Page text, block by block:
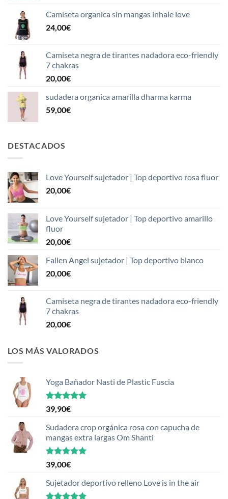
desde
Camiseta organica sin mangas inhale love
24,00€
Camiseta negra de tirantes nadadora eco-friendly
7 chakras
20,00€
sudadera organica amarilla dharma karma
59,00€
DESTACADOS
Love Yourself sujetador | Top deportivo rosa fluor
20,00€
Love Yourself sujetador | Top deportivo amarillo
fluor
20,00€
Fallen Angel sujetador | Top deportivo blanco
20,00€
Camiseta negra de tirantes nadadora eco-friendly
7 chakras
20,00€
LOS MÁS VALORADOS
Yoga Bañador Nasti de Plastic Fuscia
Valorado
con
de 5
39,90€
Sudadera crop orgánica rosa con capucha de
mangas extra largas Om Shanti
Valorado
con
de 5
39,00€
Sujetador deportivo relleno Love is in the air